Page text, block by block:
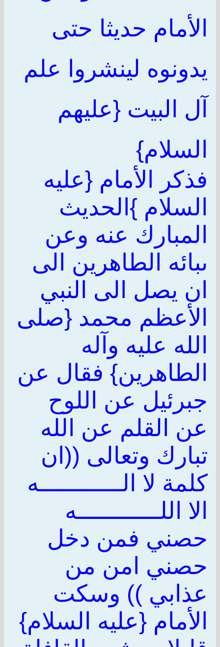
الأمام حديثا حتى
يدونوه لينشروا علم
آل البيت {عليهم
السلام}
فذكر الأمام {عليه
السلام }الحديث
المبارك عنه وعن
ىبائه الطاهرين الى
ان يصل الى النبي
الأعظم محمد {صلى
الله عليه وآله
الطاهرين} فقال عن
جبرئيل عن اللوح
عن القلم عن الله
تبارك وتعالى ((ان
كلمة لا الــــــــــــه
الا اللــــــــــــه
حصني فمن دخل
حصني امن من
عذابي )) وسكت
الأمام {عليه السلام}